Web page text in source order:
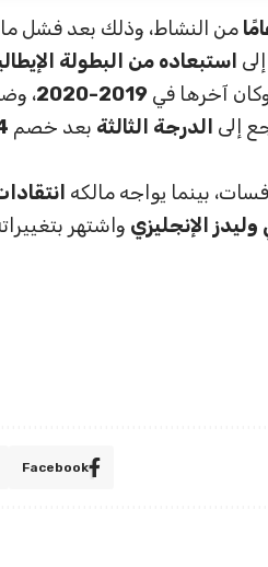
من النشاط، وذلك بعد فشل
استبعاده من البطولة
آخرها في 2019-2020 ،
إلى الدرجة الثالثة بعد خصم 4
بينما يواجه مالكه
وليدز الإنجليزي واشتهر
Facebook